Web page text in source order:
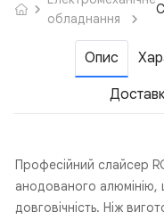
обладнання
Опис
Професійний слайсер
анодованого алюмінію,
довговічність. Ніж